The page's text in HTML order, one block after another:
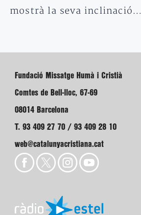
mostrà la seva inclinació…
Fundació Missatge Humà i Cristià
Comtes de Bell-lloc, 67-69
08014 Barcelona
T. 93 409 27 70 / 93 409 28 10
web@catalunyacristiana.cat